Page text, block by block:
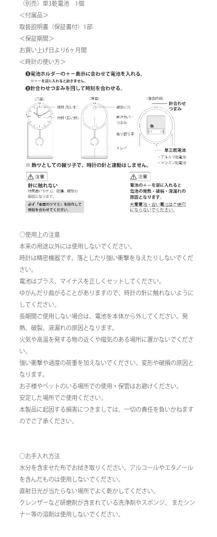
（別売）単3乾電池 1個
＜付属品＞
取扱説明書（保証書付）1部
＜保証期間＞
お買い上げ日より6ヶ月間
＜時計の使い方＞
○使用上の注意
本来の用途以外には使用しないでください。
時計は精密機器です。落としたり強い衝撃を与えたりしないでくだ
さい。
電池はプラス、マイナスを正しくセットしてください。
ゆがんだり曲がることがありますので、時計の針に触れないように
してください。
長期間ご使用しない場合は、電池を本体から外してください。発
熱、破裂、液漏れの原因となります。
火気や高温を発する物の近くや磁気のある場所に置かないでくださ
い。
強い衝撃や過度の荷重を加えないでください。変形や破損の原因と
なります。
お子様やペットのいる場所での使用・保管はお避けください。
安定した場所でご使用ください。
本製品に起因する損害につきましては、一切の責任を負いかねます
のでご了承ください。
○お手入れ方法
水分を含ませた布でお拭き取りください。アルコールやエタノール
を含んだものは使用しないでください。
直射日光が当たらない場所でよく乾かしてください。
クレンザーなど研磨剤が含まれている洗浄剤やスポンジ、 またシン
ナー等の溶剤は使用しないでください。